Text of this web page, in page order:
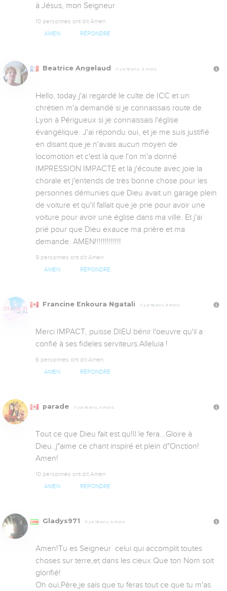
à Jésus, mon Seigneur
10 personnes ont dit Amen
AMEN RÉPONDRE
Beatrice Angelaud Il y a 16 ans, 2 mois
Hello, today j'ai regardé le culte de ICC et un
chrétien m'a demandé si je connaissais route de
Lyon à Périgueux si je connaissais l'église
évangélique. J'ai répondu oui, et je me suis justifié
en disant que je n'avais aucun moyen de
locomotion et c'est là que l'on m'a donné
IMPRESSION IMPACTE et là j'écoute avec joie la
chorale et j'entends de très bonne chose pour les
personnes démunies que Dieu avait un garage plein
de voiture et qu'il fallait que je prie pour avoir une
voiture pour avoir une église dans ma ville. Et j'ai
prié pour que Dieu exauce ma prière et ma
demande. AMEN!!!!!!!!!!!!!
9 personnes ont dit Amen
AMEN RÉPONDRE
Francine Enkoura Ngatali Il y a 16 ans, 3 mois
Merci IMPACT, puisse DIEU bénir l'oeuvre qu'il a
confié à ses fideles serviteurs.Alleluia !
6 personnes ont dit Amen
AMEN RÉPONDRE
parade Il y a 16 ans, 4 mois
Tout ce que Dieu fait est qu!Il le fera...Gloire à
Dieu..j"aime ce chant inspiré et plein d"Onction!
Amen!
10 personnes ont dit Amen
AMEN RÉPONDRE
Gladys971 Il y a 16 ans, 4 mois
Amen!Tu es Seigneur  celui qui accomplit toutes
choses sur terre,et dans les cieux.Que ton Nom soit
glorifié!
Oh oui,Père,je sais que tu feras tout ce que tu m'as